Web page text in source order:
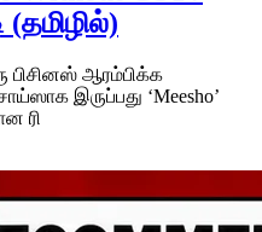
பிசினஸ் ஆரம்பிக்க
இருப்பது ‘Meesho’
ரி